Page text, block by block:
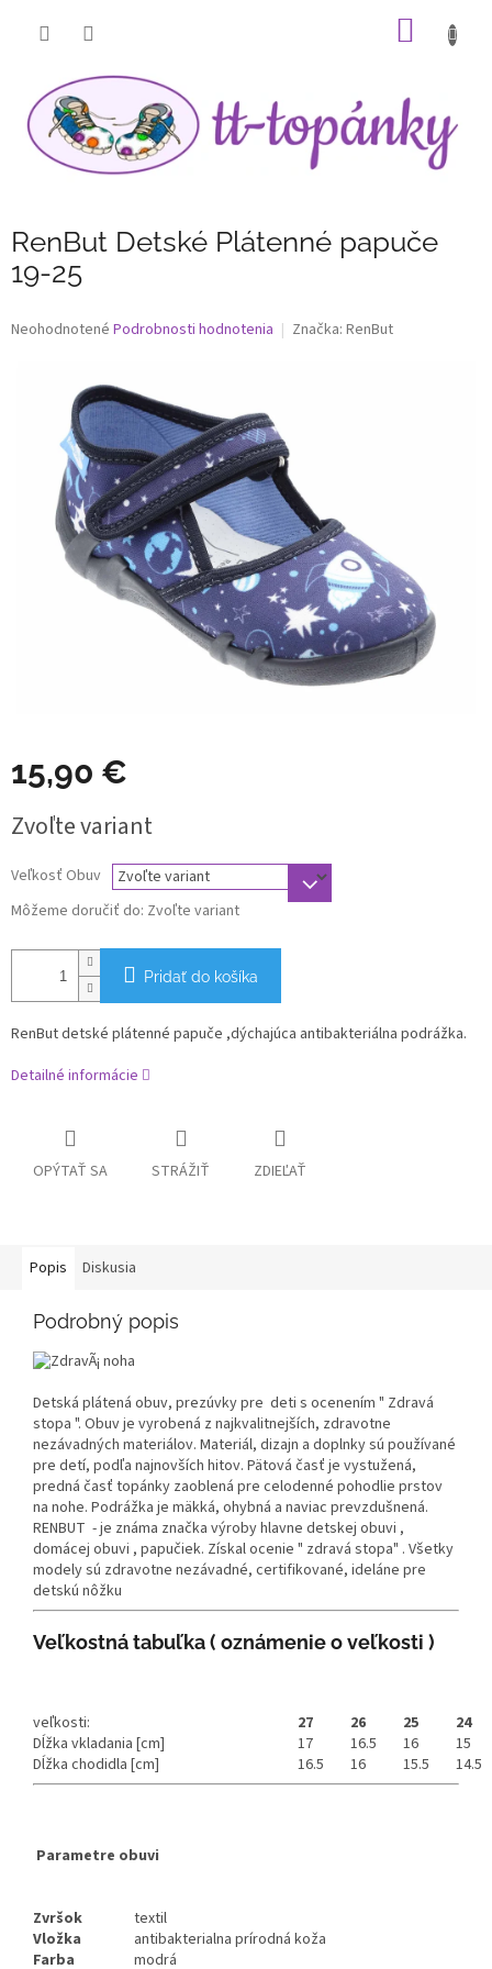
RenBut Detské Plátenné papuče
19-25
Priemerné
hviezdičiek.
Neohodnotené Podrobnosti hodnotenia Značka: RenBut
15,90 €
cena:
Zvoľte variant
Veľkosť Obuv
Môžeme doručiť do: Zvoľte variant
Pridať do košíka
RenBut detské plátenné papuče ,dýchajúca antibakteriálna podrážka.
Detailné informácie
OPÝTAŤ SA STRÁŽIŤ ZDIEĽAŤ
Popis Diskusia
Podrobný popis
Detská plátená obuv, prezúvky pre deti s ocenením " Zdravá
stopa ". Obuv je vyrobená z najkvalitnejších, zdravotne
nezávadných materiálov. Materiál, dizajn a doplnky sú používané
pre detí, podľa najnovších hitov. Pätová časť je vystužená,
predná časť topánky zaoblená pre celodenné pohodlie prstov
na nohe. Podrážka je mäkká, ohybná a naviac prevzdušnená.
RENBUT - je známa značka výroby hlavne detskej obuvi ,
domácej obuvi , papučiek. Získal ocenie " zdravá stopa" . Všetky
modely sú zdravotne nezávadné, certifikované, ideláne pre
detskú nôžku
Veľkostná tabuľka ( oznámenie o veľkosti )
veľkosti: 27 26 25
24
Dĺžka vkladania [cm]
17 16.5 16
15
Dĺžka chodidla [cm]
16.5 16 15.5 14.5
Parametre obuvi
Zvršok
textil
Vložka
antibakterialna prírodná koža
Farba
modrá